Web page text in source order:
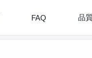
FAQ 品